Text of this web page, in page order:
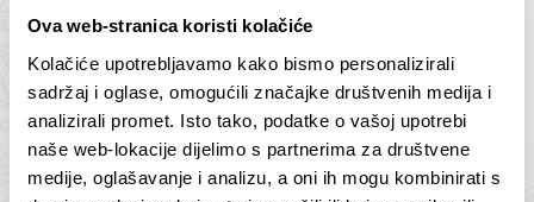
Ova web-stranica koristi kolačiće
Kolačiće upotrebljavamo kako bismo personalizirali
sadržaj i oglase, omogućili značajke društvenih medija i
analizirali promet. Isto tako, podatke o vašoj upotrebi
naše web-lokacije dijelimo s partnerima za društvene
medije, oglašavanje i analizu, a oni ih mogu kombinirati s
Butan – ljudi 2
75,00€ – 138,00€Raspon
cijena:
od
75,00 €
ODABERI OPCIJE
Antarktika – krajolik
2
75,00€ – 138,00€Raspon
cijena:
od
ODABERI OPCIJE